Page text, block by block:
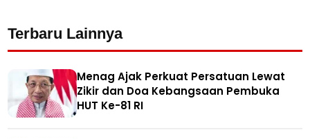
Terbaru Lainnya
Menag Ajak Perkuat Persatuan Lewat
Zikir dan Doa Kebangsaan Pembuka
HUT Ke-81 RI